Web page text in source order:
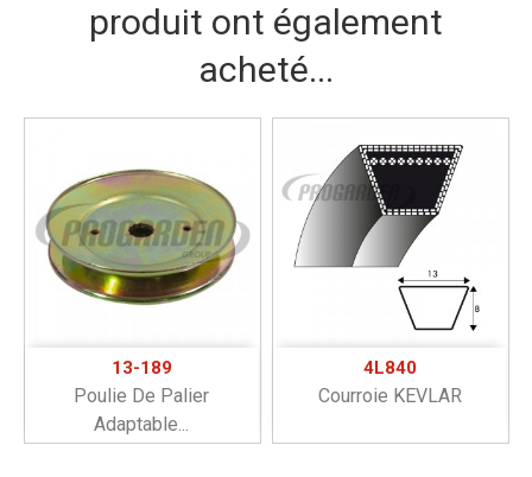
produit ont également
acheté...
13-189
Poulie De Palier
Adaptable...
4L840
Courroie KEVLAR